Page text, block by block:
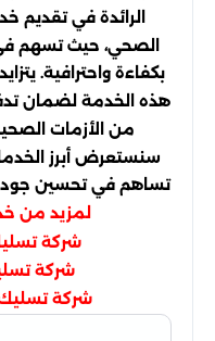
الرائدة في تقديم
الصحي، حيث تسهم
بكفاءة واحترافية.
هذه الخدمة لضمان
من الأزمات
سنستعرض أبرز
تساهم في تحسين
لمزيد من
شركة
شركة
شركة